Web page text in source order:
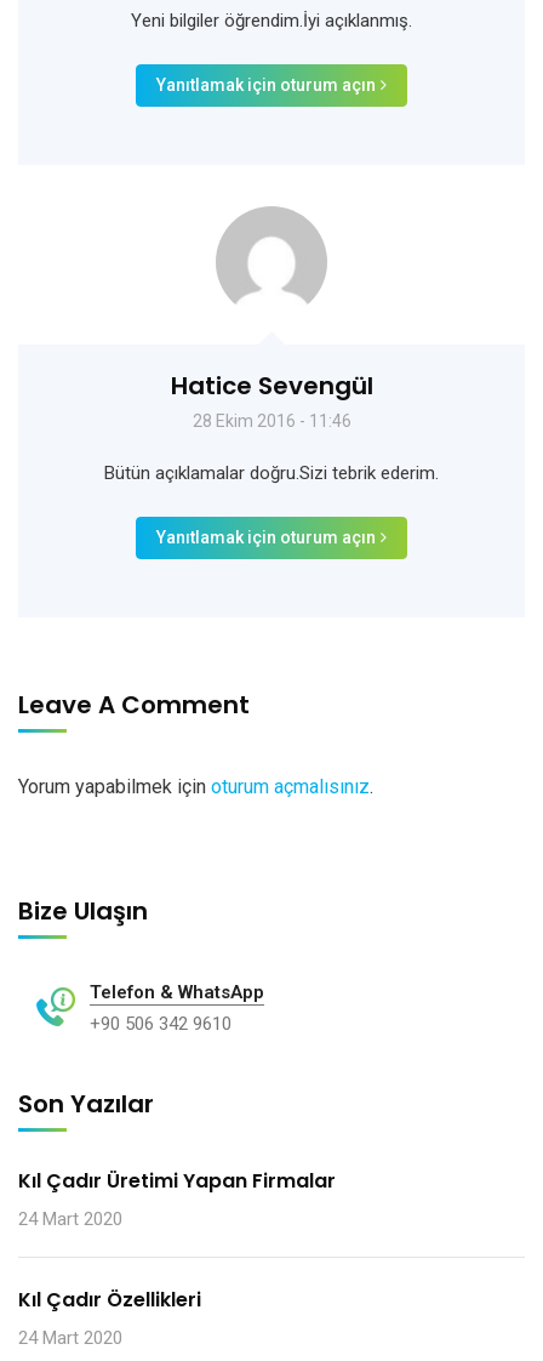
Yeni bilgiler öğrendim.İyi açıklanmış.
Yanıtlamak için oturum açın
Hatice Sevengül
28 Ekim 2016 - 11:46
Bütün açıklamalar doğru.Sizi tebrik ederim.
Yanıtlamak için oturum açın
Leave A Comment
Yorum yapabilmek için oturum açmalısınız.
Bize Ulaşın
Telefon & WhatsApp
+90 506 342 9610
Son Yazılar
Kıl Çadır Üretimi Yapan Firmalar
24 Mart 2020
Kıl Çadır Özellikleri
24 Mart 2020